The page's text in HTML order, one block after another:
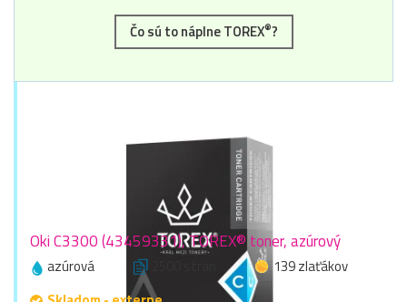
Čo sú to náplne TOREX®?
Oki C3300 (43459331), TOREX® toner, azúrový
azúrová
139 zlaťákov